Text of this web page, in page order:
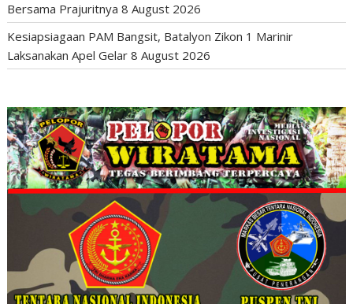
Bersama Prajuritnya 8 August 2026
Kesiapsiagaan PAM Bangsit, Batalyon Zikon 1 Marinir
Laksanakan Apel Gelar 8 August 2026